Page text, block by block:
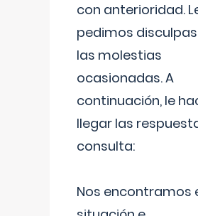
con anterioridad.
pedimos
las molestias
ocasionadas. A
continuación, le
llegar las
consulta:
Nos encontramos